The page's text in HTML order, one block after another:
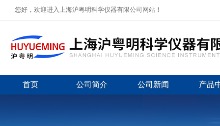
您好，欢迎进入上海沪粤明科学仪器有限公司网站！
首页 公司简介 公司新闻 产品